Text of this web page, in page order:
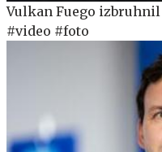
Vulkan Fuego
#video #foto